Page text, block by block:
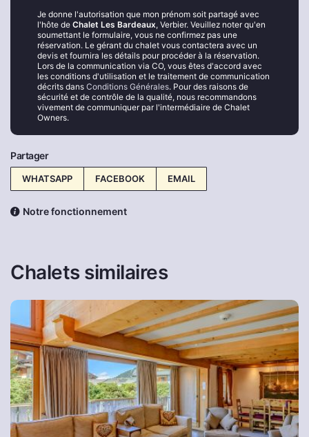
Je donne l'autorisation que mon prénom soit partagé avec
l'hôte de Chalet Les Bardeaux, Verbier. Veuillez noter qu'en
soumettant le formulaire, vous ne confirmez pas une
réservation. Le gérant du chalet vous contactera avec un
devis et fournira les détails pour procéder à la réservation.
Lors de la communication via CO, vous êtes d'accord avec
les conditions d'utilisation et le traitement de communication
décrits dans Conditions Générales. Pour des raisons de
sécurité et de contrôle de la qualité, nous recommandons
vivement de communiquer par l'intermédiaire de Chalet
Owners.
Partager
WHATSAPP FACEBOOK EMAIL
Notre fonctionnement
Chalets similaires